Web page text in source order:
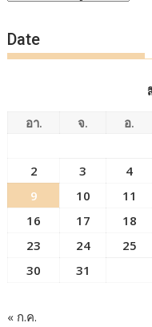
Date
อา. จ. อ.
2
3 4
9
10 11
16
17 18
23
24 25
30
31
« ก.ค.